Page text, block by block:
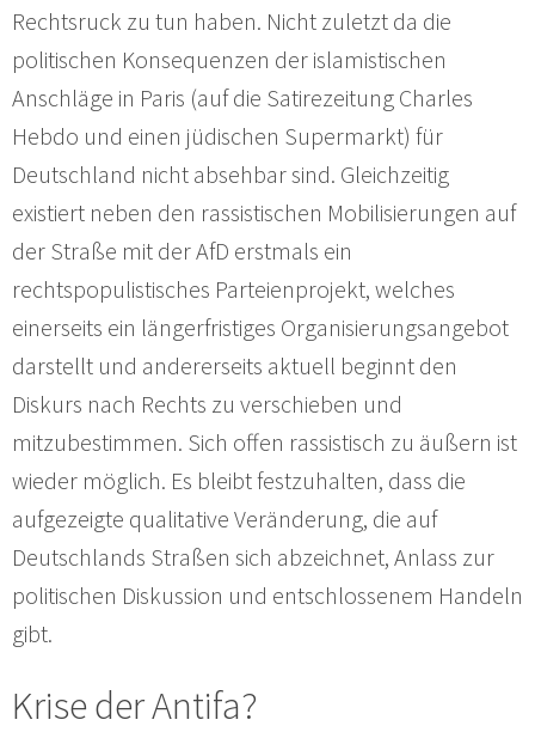
Rechtsruck zu tun haben. Nicht zuletzt da die
politischen Konsequenzen der islamistischen
Anschläge in Paris (auf die Satirezeitung Charles
Hebdo und einen jüdischen Supermarkt) für
Deutschland nicht absehbar sind. Gleichzeitig
existiert neben den rassistischen Mobilisierungen auf
der Straße mit der AfD erstmals ein
rechtspopulistisches Parteienprojekt, welches
einerseits ein längerfristiges Organisierungsangebot
darstellt und andererseits aktuell beginnt den
Diskurs nach Rechts zu verschieben und
mitzubestimmen. Sich offen rassistisch zu äußern ist
wieder möglich. Es bleibt festzuhalten, dass die
aufgezeigte qualitative Veränderung, die auf
Deutschlands Straßen sich abzeichnet, Anlass zur
politischen Diskussion und entschlossenem Handeln
gibt.
Krise der Antifa?